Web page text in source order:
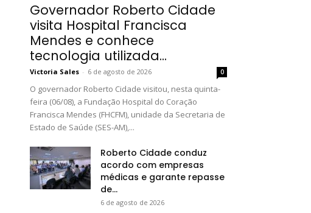
Governador Roberto Cidade
visita Hospital Francisca
Mendes e conhece
tecnologia utilizada...
Victoria Sales - 6 de agosto de 2026 0
O governador Roberto Cidade visitou, nesta quinta-
feira (06/08), a Fundação Hospital do Coração
Francisca Mendes (FHCFM), unidade da Secretaria de
Estado de Saúde (SES-AM),...
Roberto Cidade conduz
acordo com empresas
médicas e garante repasse
de...
6 de agosto de 2026